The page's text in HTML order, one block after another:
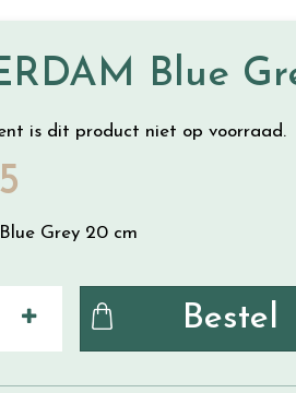
Blue
is dit product niet op voorraad.
Grey 20 cm